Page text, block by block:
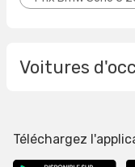
Voitures
Téléchargez